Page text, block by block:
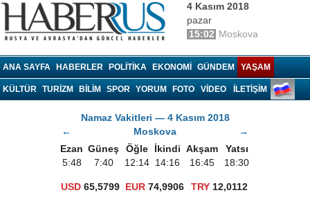
4 Kasım 2018
pazar
15:02 Moskova
ANA SAYFA HABERLER POLITIKA EKONOMI GÜNDEM YAŞAM
KÜLTÜR TURIZM BILIM SPOR YORUM FOTO VIDEO İLETİŞİM
Namaz Vakitleri — 4 Kasım 2018
←
Moskova
→
Ezan Güneş Öğle İkindi Akşam
Yatsı
5:48
7:40 12:14 14:16 16:45 18:30
USD 65,5799 EUR 74,9906 TRY 12,0112